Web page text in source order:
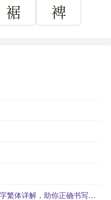
裾 裨
助你正确书写汉字_汉字繁体学习